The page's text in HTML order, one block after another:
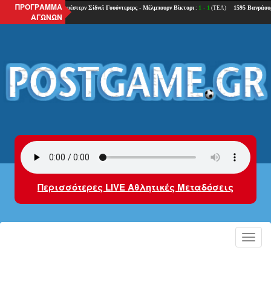
ΠΡΟΓΡΑΜΜΑ
ΑΓΩΝΩΝ
Περισσότερες LIVE Αθλητικές Μεταδόσεις